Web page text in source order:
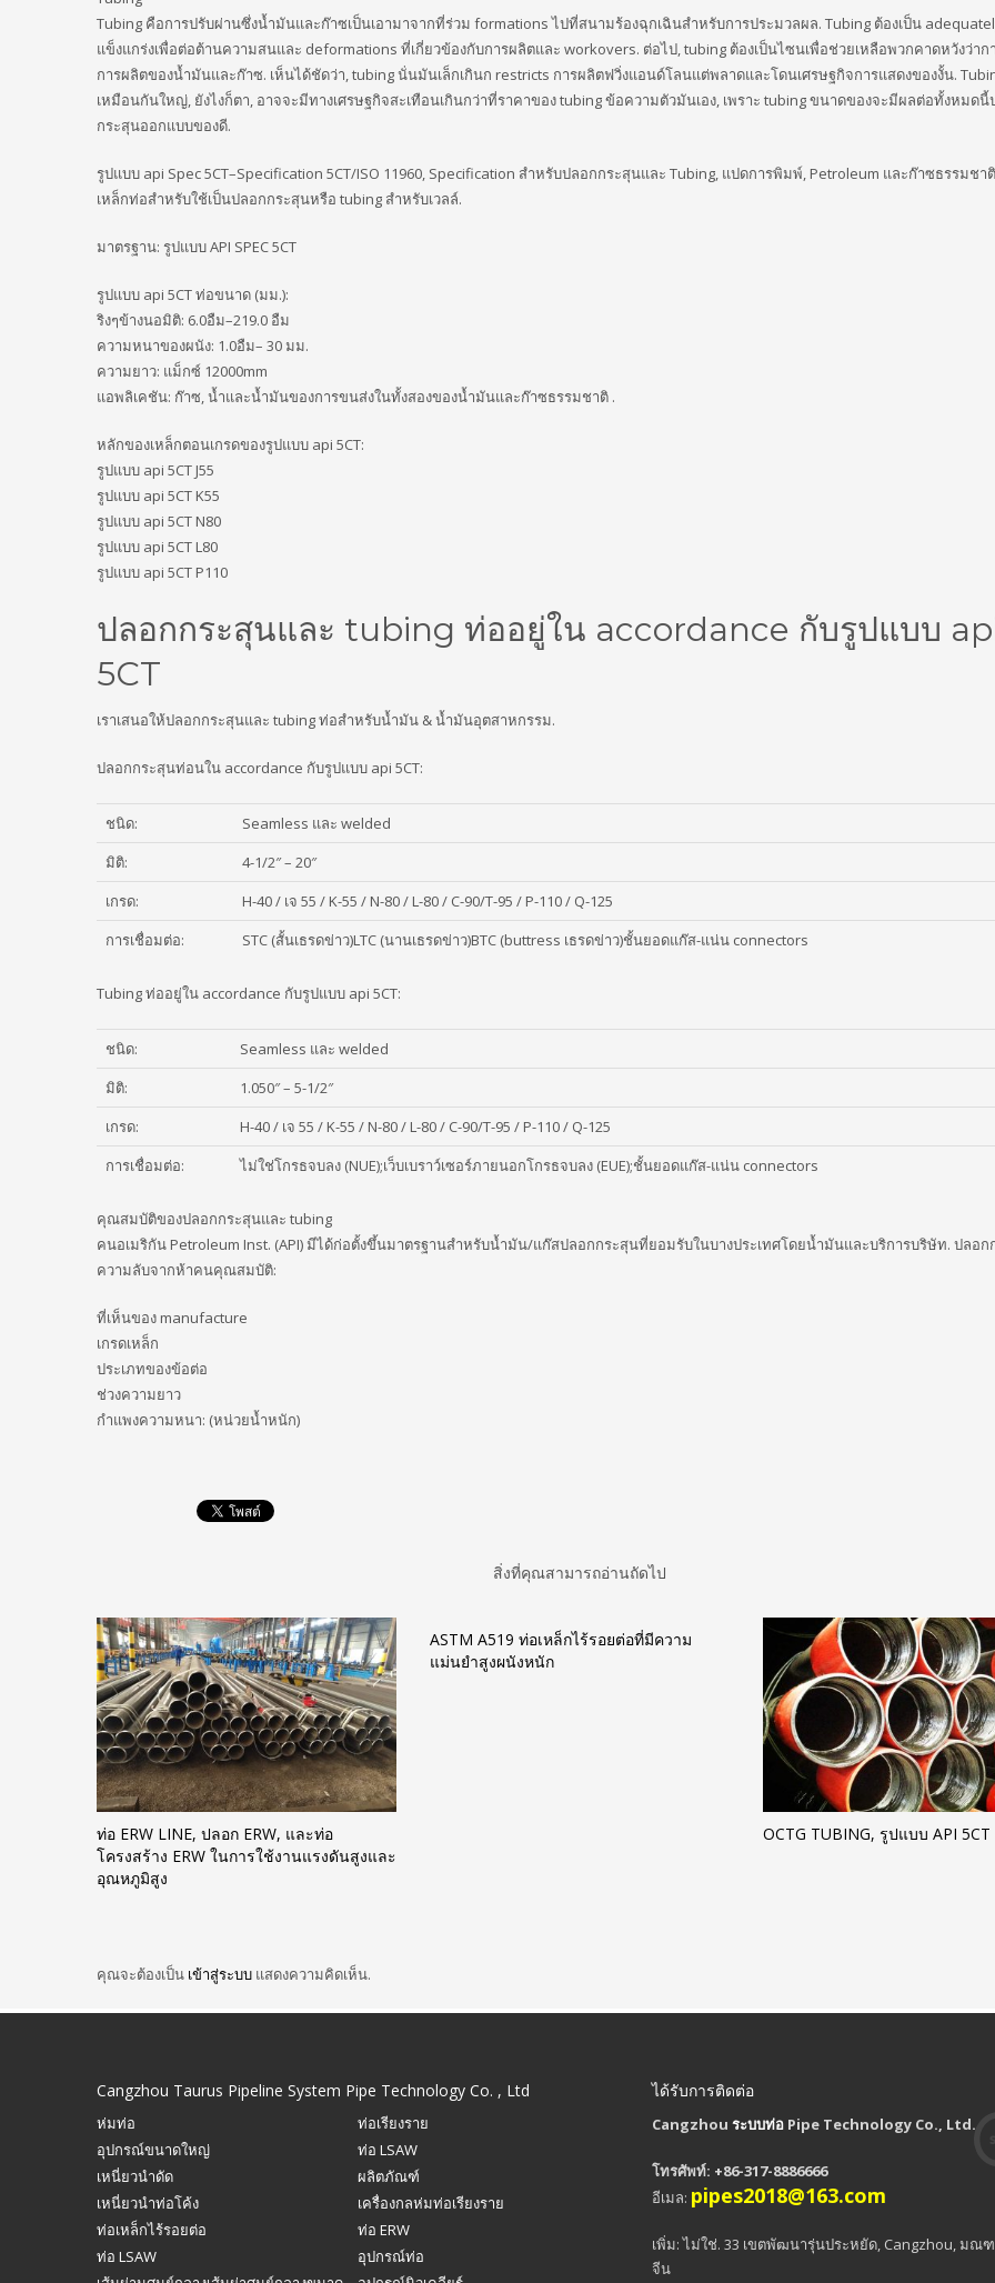
Tubing คือการปรับผ่านซึ่งน้ำมันและก๊าซเป็นเอามาจากที่ร่วม formations ไปที่สนามร้องฉุกเฉินสำหรับการประมวลผล. Tubing ต้องเป็น
แข็งแกร่งเพื่อต่อต้านความสนและ deformations ที่เกี่ยวข้องกับการผลิตและ workovers. ต่อไป, tubing ต้องเป็นไซนเพื่อช่วยเหลือพวกคาดหวังว่าก
การผลิตของน้ำมันและก๊าซ. เห็นได้ชัดว่า, tubing นั่นมันเล็กเกินก restricts การผลิตฟวิ่งแอนด์โลนแต่พลาดและโดนเศรษฐกิจการแสดงของงั้น.
เหมือนกันใหญ่, ยังไงก็ตา, อาจจะมีทางเศรษฐกิจสะเทือนเกินกว่าที่ราคาของ tubing ข้อความตัวมันเอง, เพราะ tubing ขนาดของจะมีผลต่อทั้งหมดนี้
กระสุนออกแบบของดี.
รูปแบบ api Spec 5CT–Specification 5CT/ISO 11960, Specification สำหรับปลอกกระสุนและ Tubing, แปดการพิมพ์, Petroleum และก๊าซธรรมช
เหล็กท่อสำหรับใช้เป็นปลอกกระสุนหรือ tubing สำหรับเวลล์.
มาตรฐาน: รูปแบบ API SPEC 5CT
รูปแบบ api 5CT ท่อขนาด (มม.):
ริงๆข้างนอมิติ: 6.0อืม–219.0 อืม
ความหนาของผนัง: 1.0อืม– 30 มม.
ความยาว: แม็กซ์ 12000mm
แอพลิเคชัน: ก๊าซ, น้ำและน้ำมันของการขนส่งในทั้งสองของน้ำมันและก๊าซธรรมชาติ .
หลักของเหล็กตอนเกรดของรูปแบบ api 5CT:
รูปแบบ api 5CT J55
รูปแบบ api 5CT K55
รูปแบบ api 5CT N80
รูปแบบ api 5CT L80
รูปแบบ api 5CT P110
ปลอกกระสุนและ tubing ท่ออยู่ใน accordance กับรูปแบบ
5CT
เราเสนอให้ปลอกกระสุนและ tubing ท่อสำหรับน้ำมัน & น้ำมันอุตสาหกรรม.
ปลอกกระสุนท่อนใน accordance กับรูปแบบ api 5CT:
ชนิด:
Seamless และ welded
มิติ:
4-1/2″ – 20″
เกรด:
H-40 / เจ 55 / K-55 / N-80 / L-80 / C-90/T-95 / P-110 / Q-125
การเชื่อมต่อ:
STC (สั้นเธรดข่าว)LTC (นานเธรดข่าว)BTC (buttress เธรดข่าว)ชั้นยอดแก๊ส-แน่น connectors
Tubing ท่ออยู่ใน accordance กับรูปแบบ api 5CT:
ชนิด:
Seamless และ welded
มิติ:
1.050″ – 5-1/2″
เกรด:
H-40 / เจ 55 / K-55 / N-80 / L-80 / C-90/T-95 / P-110 / Q-125
การเชื่อมต่อ:
ไม่ใช่โกรธจบลง (NUE);เว็บเบราว์เซอร์ภายนอกโกรธจบลง (EUE);ชั้นยอดแก๊ส-แน่น connectors
คุณสมบัติของปลอกกระสุนและ tubing
คนอเมริกัน Petroleum Inst. (API) มีได้ก่อตั้งขึ้นมาตรฐานสำหรับน้ำมัน/แก๊สปลอกกระสุนที่ยอมรับในบางประเทศโดยน้ำมันและบริการบริษัท. ปลอก
ความลับจากห้าคนคุณสมบัติ:
ที่เห็นของ manufacture
เกรดเหล็ก
ประเภทของข้อต่อ
ช่วงความยาว
กำแพงความหนา: (หน่วยน้ำหนัก)
สิ่งที่คุณสามารถอ่านถัดไป
ท่อ ERW LINE, ปลอก ERW, และท่อ
โครงสร้าง ERW ในการใช้งานแรงดันสูงและ
อุณหภูมิสูง
ASTM A519 ท่อเหล็กไร้รอยต่อที่มีความ
แม่นยำสูงผนังหนัก
OCTG TUBING, รูปแบบ API 5CT
คุณจะต้องเป็น เข้าสู่ระบบ แสดงความคิดเห็น.
Cangzhou Taurus Pipeline System Pipe Technology Co. , Ltd
ห่มท่อ
ท่อเรียงราย
อุปกรณ์ขนาดใหญ่
ท่อ LSAW
เหนี่ยวนำดัด
ผลิตภัณฑ์
เหนี่ยวนำท่อโค้ง
เครื่องกลห่มท่อเรียงราย
ท่อเหล็กไร้รอยต่อ
ท่อ ERW
ท่อ LSAW
อุปกรณ์ท่อ
ได้รับการติดต่อ
Cangzhou ระบบท่อ Pipe Technology Co., Ltd.
โทรศัพท์: +86-317-8886666
อีเมล: pipes2018@163.com
เพิ่ม: ไม่ใช่. 33 เขตพัฒนารุ่นประหยัด, Cangzhou, มณฑ
จีน